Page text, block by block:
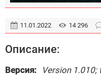
11.01.2022 14 296
Описание:
Версия:
Version